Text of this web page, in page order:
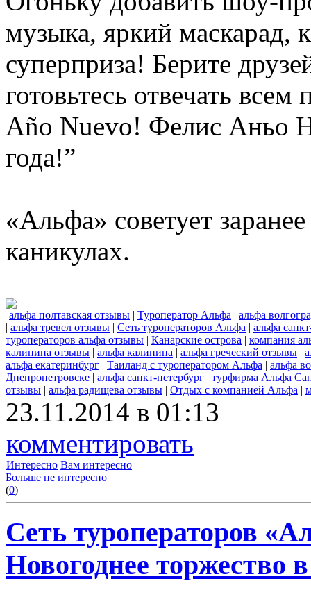
музыка, яркий маскарад,
суперприза! Берите
готовьтесь отвечать
Año Nuevo! Фелис Аньо
года!”
«Альфа» советует
каникулах.
альфа полтавская отзывы | Туроператор Альфа | альфа
| альфа тревел отзывы | Сеть туроператоров Альфа | альфа
туроператоров альфа отзывы | Канарские острова | компания
калинина отзывы | альфа калинина | альфа греческий отзывы |
альфа екатеринбург | Таиланд с туроператором Альфа | альфа
Днепропетровске | альфа санкт-петербург | турфирма Альфа
отзывы | альфа радищева отзывы | Отдых с компанией Альфа |
23.11.2014 в 01:13
комментировать
Интересно Вам интересно
Больше не интересно
(0)
Сеть туроператоров
Новогоднее торжество